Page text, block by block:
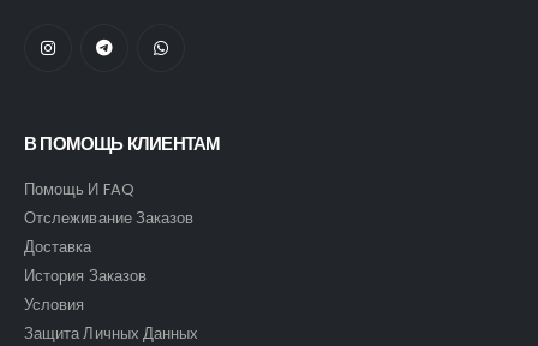
В ПОМОЩЬ КЛИЕНТАМ
Помощь И FAQ
Отслеживание Заказов
Доставка
История Заказов
Условия
Защита Личных Данных